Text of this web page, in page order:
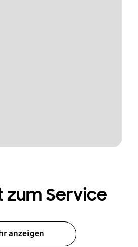
zum Service
anzeigen